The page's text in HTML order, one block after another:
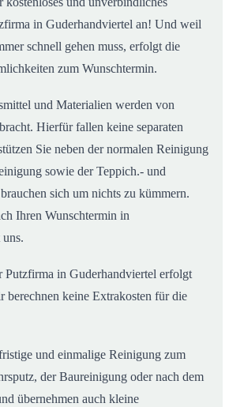
in Guderhandviertel an! Und weil
schnell gehen muss, erfolgt die
zum Wunschtermin.
und Materialien werden von
Hierfür fallen keine separaten
Sie neben der normalen Reinigung
sowie der Teppich.- und
sich um nichts zu kümmern.
Ihren Wunschtermin in
Putzfirma in Guderhandviertel erfolgt
berechnen keine Extrakosten für die
und einmalige Reinigung zum
der Baureinigung oder nach dem
übernehmen auch kleine